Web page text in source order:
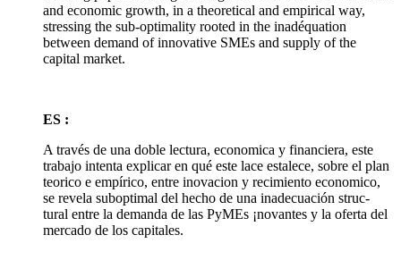
and economic growth, in a theoretical and empirical way,
stressing the sub-optimality rooted in the inadéquation
between demand of innovative SMEs and supply of the
capital market.
ES :
A través de una doble lectura, economica y financiera, este
trabajo intenta explicar en qué este lace estalece, sobre el plan
teorico e empírico, entre inovacion y recimiento economico,
se revela suboptimal del hecho de una inadecuación struc-
tural entre la demanda de las PyMEs ¡novantes y la oferta del
mercado de los capitales.